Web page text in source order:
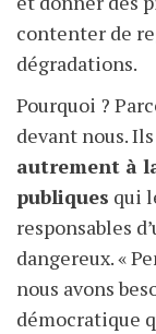
contenter de
dégradations.
Pourquoi ?
devant nous.
autrement à
publiques qui
responsables
dangereux. «
nous avons
démocratique